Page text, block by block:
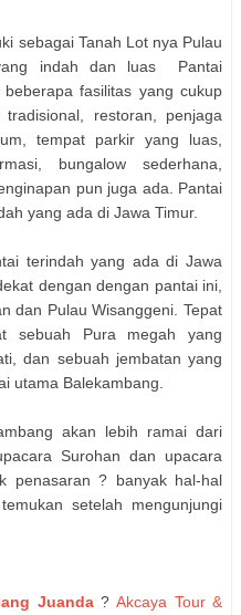
sebagai Tanah Lot nya Pulau
indah dan luas Pantai
fasilitas yang cukup
restoran, penjaga
tempat parkir yang luas,
bungalow sederhana,
pun juga ada. Pantai
yang ada di Jawa Timur.
terindah yang ada di Jawa
dengan dengan pantai ini,
dan Pulau Wisanggeni. Tepat
sebuah Pura megah yang
dan sebuah jembatan yang
utama Balekambang.
akan lebih ramai dari
Surohan dan upacara
penasaran ? banyak hal-hal
setelah mengunjungi
Juanda?Akcaya Tour &